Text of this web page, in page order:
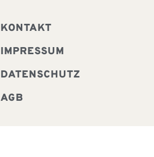
KONTAKT
IMPRESSUM
DATENSCHUTZ
AGB